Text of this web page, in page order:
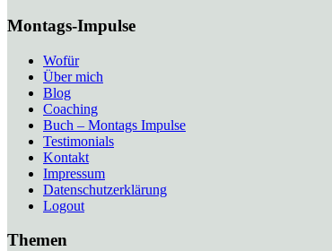
Montags-Impulse
Wofür
Über mich
Blog
Coaching
Buch – Montags Impulse
Testimonials
Kontakt
Impressum
Datenschutzerklärung
Logout
Themen